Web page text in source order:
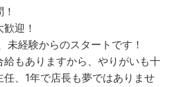
迎！
経験からのスタートです！
もありますから、やりがいも十
、1年で店長も夢ではありませ